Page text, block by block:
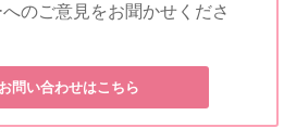
のご意見をお聞かせくださ
問い合わせはこちら